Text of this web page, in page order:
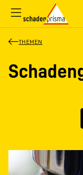
THEMEN